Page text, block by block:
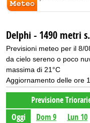
Delphi - 1490 metri
Previsioni meteo per il 8/
da cielo sereno o poco
massima di 21°C
Aggiornamento delle ore
Previsione
Oggi
Dom 9 Lun 10